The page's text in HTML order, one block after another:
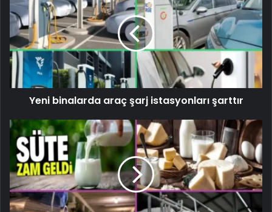
Yeni binalarda araç şarj istasyonları şarttır